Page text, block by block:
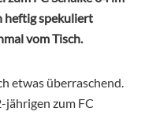
heftig spekuliert
vom Tisch.
etwas überraschend.
jährigen zum FC